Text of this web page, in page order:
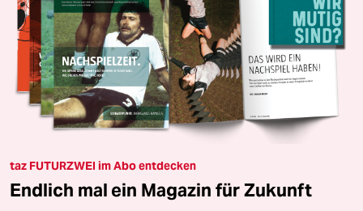
taz FUTURZWEI im Abo entdecken
Endlich mal ein Magazin für Zukunft